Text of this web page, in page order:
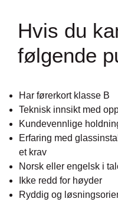
Hvis du
følgende
Har førerkort klasse B
Teknisk innsikt med
Kundevennlige
Erfaring med
etkrav
Norsk eller engelsk i
Ikke redd for høyder
Ryddig og